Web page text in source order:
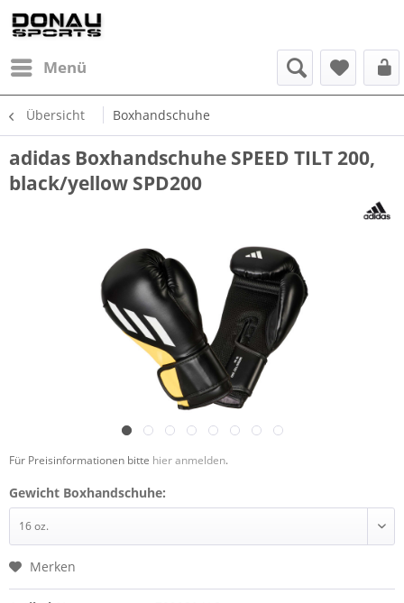
Menü
Übersicht Boxhandschuhe
adidas Boxhandschuhe SPEED TILT 200,
black/yellow SPD200
Für Preisinformationen bitte hier anmelden.
Gewicht Boxhandschuhe:
Merken